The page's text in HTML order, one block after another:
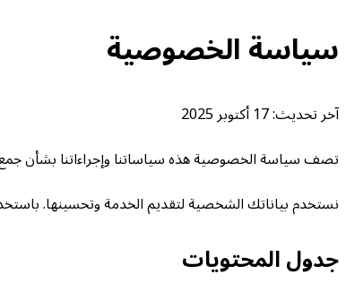
سياسة الخصوصية
آخر تحديث: 17 أكتوبر 2025
تصف سياسة الخصوصية هذه سياساتنا وإجراءاتنا بشأن
نستخدم بياناتك الشخصية لتقديم الخدمة وتحسينها.
جدول المحتويات